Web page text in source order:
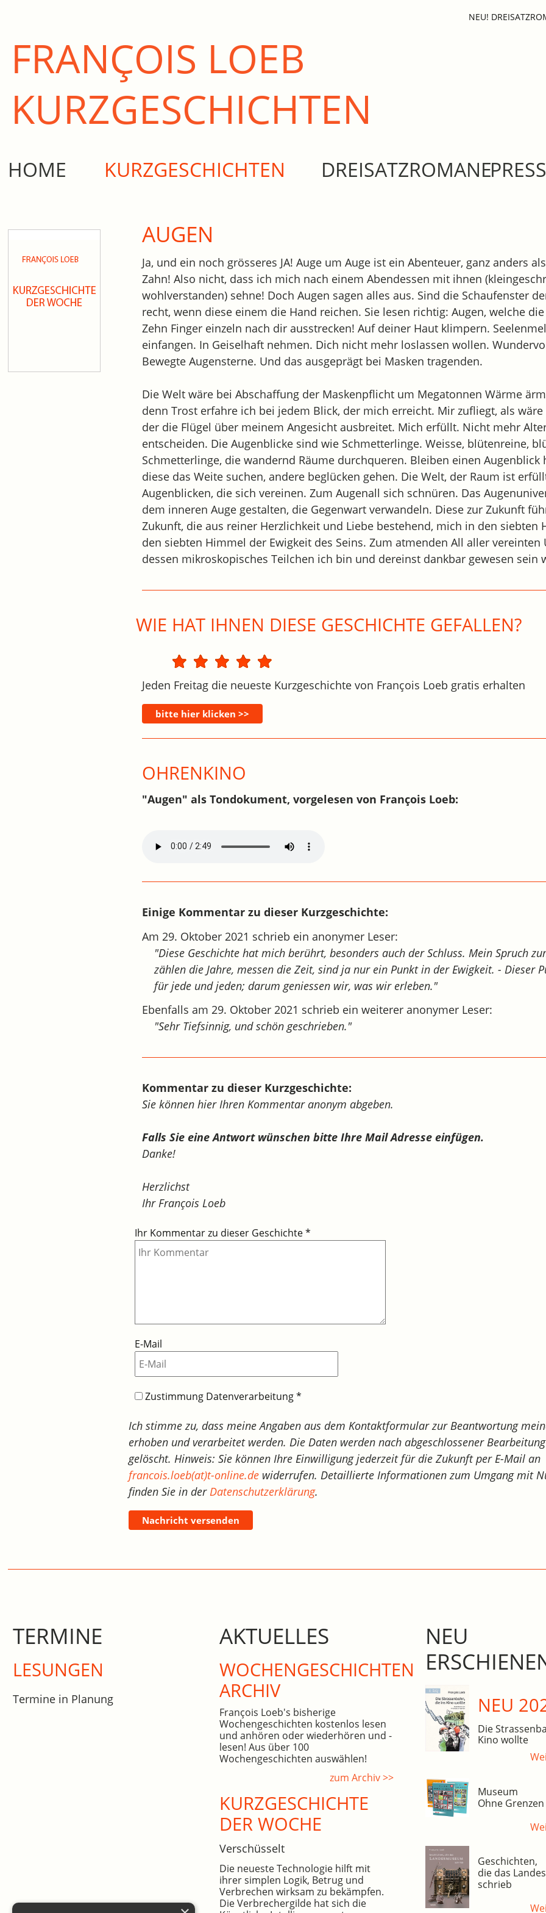
NEU!
FRANÇOIS LOEB
KURZ­GESCHICHTEN
HOME KURZGESCHICHTEN DREISATZROMANE
AUGEN
Ja, und ein noch grösseres JA! Auge um Auge ist ein Abenteuer, ganz anders
Zahn! Also nicht, dass ich mich nach einem Abendessen mit ihnen
wohlverstanden) sehne! Doch Augen sagen alles aus. Sind die Schaufenster
recht, wenn diese einem die Hand reichen. Sie lesen richtig: Augen, welche
Zehn Finger einzeln nach dir ausstrecken! Auf deiner Haut klimpern.
einfangen. In Geiselhaft nehmen. Dich nicht mehr loslassen wollen.
Bewegte Augensterne. Und das ausgeprägt bei Masken tragenden.
Die Welt wäre bei Abschaffung der Maskenpflicht um Megatonnen Wärme
denn Trost erfahre ich bei jedem Blick, der mich erreicht. Mir zufliegt, als wäre
der die Flügel über meinem Angesicht ausbreitet. Mich erfüllt. Nicht mehr
entscheiden. Die Augenblicke sind wie Schmetterlinge. Weisse, blütenreine,
Schmetterlinge, die wandernd Räume durchqueren. Bleiben einen Augenblick
diese das Weite suchen, andere beglücken gehen. Die Welt, der Raum ist
Augenblicken, die sich vereinen. Zum Augenall sich schnüren. Das
dem inneren Auge gestalten, die Gegenwart verwandeln. Diese zur Zukunft
Zukunft, die aus reiner Herzlichkeit und Liebe bestehend, mich in den siebten
den siebten Himmel der Ewigkeit des Seins. Zum atmenden All aller vereinten
dessen mikroskopisches Teilchen ich bin und dereinst dankbar gewesen sein
WIE HAT IHNEN DIESE GESCHICHTE GEFALLEN?
Jeden Freitag die neueste Kurzgeschichte von François Loeb gratis erhalten
OHRENKINO
"Augen" als Tondokument, vorgelesen von François Loeb:
Einige Kommentar zu dieser Kurzgeschichte:
Am 29. Oktober 2021 schrieb ein anonymer Leser:
"Diese Geschichte hat mich berührt, besonders auch der Schluss. Mein Spruch
zählen die Jahre, messen die Zeit, sind ja nur ein Punkt in der Ewigkeit. - Dieser
für jede und jeden; darum geniessen wir, was wir erleben."
Ebenfalls am 29. Oktober 2021 schrieb ein weiterer anonymer Leser:
"Sehr Tiefsinnig, und schön geschrieben."
Kommentar zu dieser Kurzgeschichte:
Sie können hier Ihren Kommentar anonym abgeben.
Falls Sie eine Antwort wünschen bitte Ihre Mail Adresse einfügen.
Danke!
Herzlichst
Ihr François Loeb
Ihr Kommentar zu dieser Geschichte*
E-Mail
Zustimmung Datenverarbeitung*
Ich stimme zu, dass meine Angaben aus dem Kontaktformular zur Beantwortung
erhoben und verarbeitet werden. Die Daten werden nach abgeschlossener
gelöscht. Hinweis: Sie können Ihre Einwilligung jederzeit für die Zukunft per E-Mail an
francois.loeb(at)t-online.de widerrufen. Detaillierte Informationen zum Umgang mit
finden Sie in der Datenschutzerklärung.
Nachricht versenden
TERMINE
LESUNGEN
Termine in Planung
AKTUELLES
WOCHEN­GE­SCHICHTEN
ARCHIV
François Loeb's bisherige
Wochengeschichten kostenlos lesen
und anhören oder wiederhören und -
lesen! Aus über 100
Wochengeschichten auswählen!
zum Archiv >>
KURZGESCHICHTE
DER WOCHE
Verschüsselt
Die neueste Technologie hilft mit
ihrer simplen Logik, Betrug und
Verbrechen wirksam zu bekämpfen.
Die Verbrechergilde hat sich die
NEU
NEU
Die
Kino wollte
Museum
Ohne Grenzen
Geschichten,
die das
schrieb